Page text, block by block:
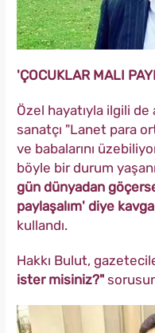
'ÇOCUKLAR MALI
Özel hayatıyla ilgili de
sanatçı "Lanet para
ve babalarını
böyle bir durum
gün dünyadan
paylaşalım' diye
kullandı.
Hakkı Bulut,
ister misiniz?"